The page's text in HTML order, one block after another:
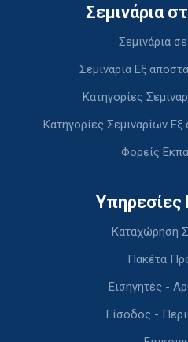
Σεμινάρια
Σεμινάρια
Σεμινάρια Εξ
Κατηγορίες
Κατηγορίες Σεμιναρίων
Φορείς
Υπηρεσίες
Καταχώρηση
Πακέτα
Εισηγητές -
Είσοδος -